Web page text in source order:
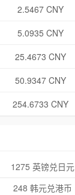
2.5467 CNY
5.0935 CNY
25.4673 CNY
50.9347 CNY
254.6733 CNY
1275 英镑兑日元
248 韩元兑港币